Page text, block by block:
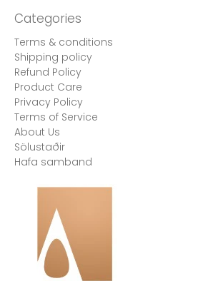
Categories
Terms & conditions
Shipping policy
Refund Policy
Product Care
Privacy Policy
Terms of Service
About Us
Sölustaðir
Hafa samband